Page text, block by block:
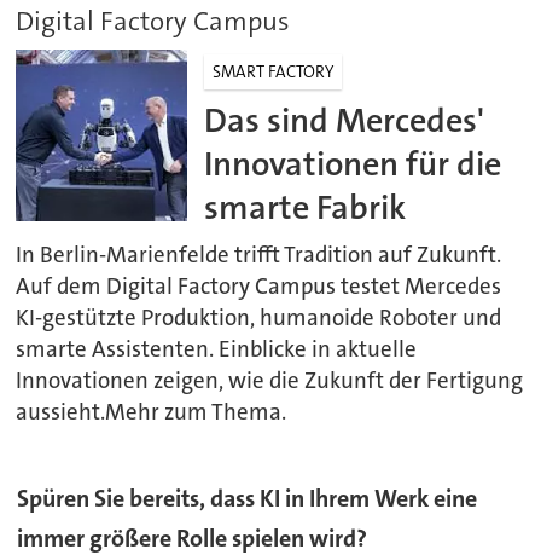
Digital Factory Campus
SMART FACTORY
Das sind Mercedes'
Innovationen für die
smarte Fabrik
In Berlin-Marienfelde trifft Tradition auf Zukunft.
Auf dem Digital Factory Campus testet Mercedes
KI-gestützte Produktion, humanoide Roboter und
smarte Assistenten. Einblicke in aktuelle
Innovationen zeigen, wie die Zukunft der Fertigung
aussieht.Mehr zum Thema.
Spüren Sie bereits, dass KI in Ihrem Werk eine
immer größere Rolle spielen wird?